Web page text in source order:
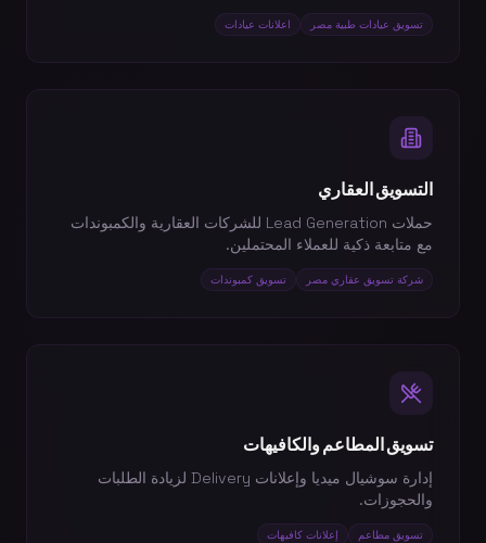
تسويق عيادات طبية مصر اعلانات عيادات
التسويق العقاري
حملات Lead Generation للشركات العقارية والكمبوندات
مع متابعة ذكية للعملاء المحتملين.
شركة تسويق عقاري مصر تسويق كمبوندات
تسويق المطاعم والكافيهات
إدارة سوشيال ميديا وإعلانات Delivery لزيادة الطلبات
والحجوزات.
تسويق مطاعم إعلانات كافيهات